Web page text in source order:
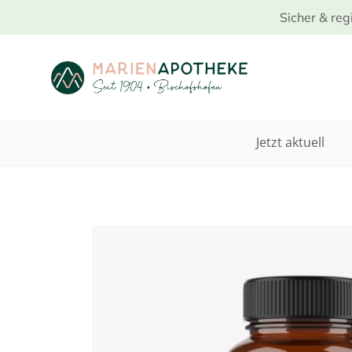
Sicher &
Jetzt aktuell